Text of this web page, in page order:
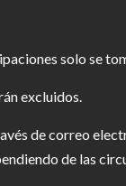
solo se
excluidos.
de correo
de las